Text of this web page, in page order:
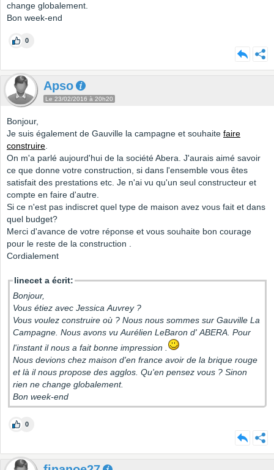
change globalement.
Bon week-end
0
Apso
Le 23/02/2016 à 20h20
Bonjour,
Je suis également de Gauville la campagne et souhaite faire
construire.
On m'a parlé aujourd'hui de la société Abera. J'aurais aimé savoir
ce que donne votre construction, si dans l'ensemble vous êtes
satisfait des prestations etc. Je n'ai vu qu'un seul constructeur et
compte en faire d'autre.
Si ce n'est pas indiscret quel type de maison avez vous fait et dans
quel budget?
Merci d'avance de votre réponse et vous souhaite bon courage
pour le reste de la construction .
Cordialement
linecet a écrit:
Bonjour,
Vous étiez avec Jessica Auvrey ?
Vous voulez construire où ? Nous nous sommes sur Gauville La
Campagne. Nous avons vu Aurélien LeBaron d' ABERA. Pour
l'instant il nous a fait bonne impression .
Nous devions chez maison d'en france avoir de la brique rouge
et là il nous propose des agglos. Qu'en pensez vous ? Sinon
rien ne change globalement.
Bon week-end
0